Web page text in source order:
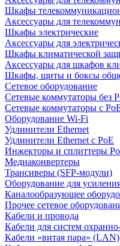
Шкафы
Аксессуары для
Шкафы электрические
Аксессуары для
Шкафы климатической
Аксессуары для шкафов
Шкафы, щиты и боксы
Сетевое оборудование
Сетевые коммутаторы без
Сетевые коммутаторы с
Оборудование Wi-Fi
Удлинители Ethernet
Удлинители Ethernet с PoE
Инжекторы и сплиттеры
Медиаконвертеры
Трансиверы (SFP-модули)
Оборудование для
Каналообразующее
Прочее сетевое
Кабели и провода
Кабели для систем
Кабели «витая пара» (LAN)